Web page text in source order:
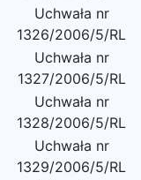
Uchwała nr
1326/2006/5/RL
Uchwała nr
1327/2006/5/RL
Uchwała nr
1328/2006/5/RL
Uchwała nr
1329/2006/5/RL